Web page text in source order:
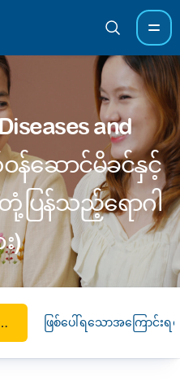
and
န်ဆောင်မိခင်နှင့်
ပြန်သည့်ရောဂါ
း)
ဝန်ဆောင်မိခင်နှင့် ကိုယ်ခံအား မူမမှန်တုံ့ပြန်သည့်ရောဂါများ) ဖြစ်ပေါ်ရသောအကြောင်းရင်း